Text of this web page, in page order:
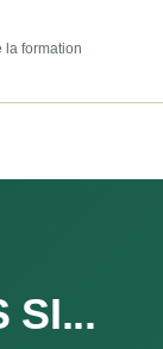
la formation
SI...